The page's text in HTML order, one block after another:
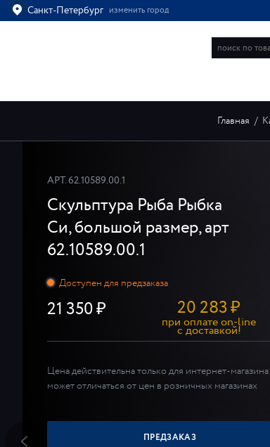
Санкт-Петербург изменить город
Главная /
АРТ.62.10589.00.1
Скульптура Рыба Рыбка
Си, большой размер, арт
62.10589.00.1
21 350 20 283₽
при оплате on-line
c доставкой!
Цена действительна только для интернет-
может отличаться от цен в розничных магазинах
ПРЕДЗАКАЗ